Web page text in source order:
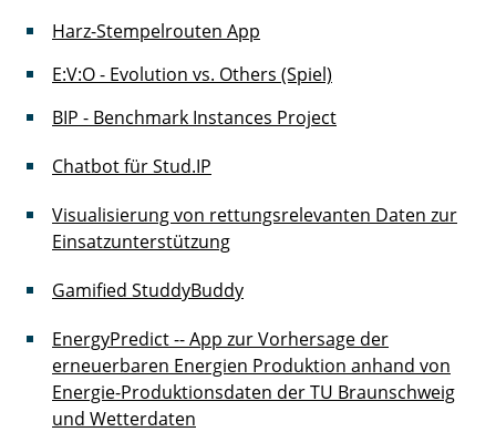
Harz-Stempelrouten App
E:V:O - Evolution vs. Others (Spiel)
BIP - Benchmark Instances Project
Chatbot für Stud.IP
Visualisierung von rettungsrelevanten Daten zur
Einsatzunterstützung
Gamified StuddyBuddy
EnergyPredict -- App zur Vorhersage der
erneuerbaren Energien Produktion anhand von
Energie-Produktionsdaten der TU Braunschweig
und Wetterdaten